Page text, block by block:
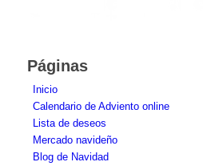
Páginas
Inicio
Calendario de Adviento online
Lista de deseos
Mercado navideño
Blog de Navidad